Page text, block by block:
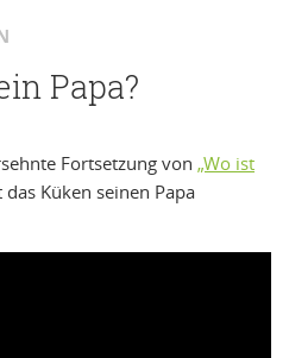
Papa?
Fortsetzung von „Wo ist
das Küken seinen Papa